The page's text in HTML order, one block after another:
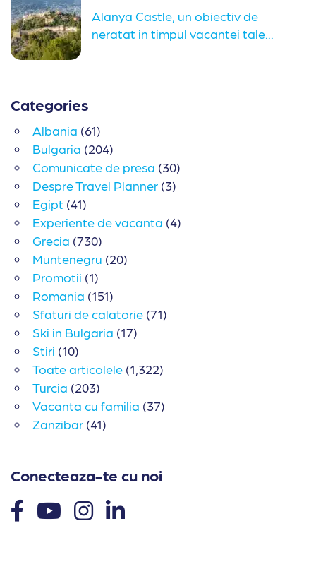
Alanya Castle, un obiectiv de
neratat in timpul vacantei tale...
Categories
Albania (61)
Bulgaria (204)
Comunicate de presa (30)
Despre Travel Planner (3)
Egipt (41)
Experiente de vacanta (4)
Grecia (730)
Muntenegru (20)
Promotii (1)
Romania (151)
Sfaturi de calatorie (71)
Ski in Bulgaria (17)
Stiri (10)
Toate articolele (1,322)
Turcia (203)
Vacanta cu familia (37)
Zanzibar (41)
Conecteaza-te cu noi